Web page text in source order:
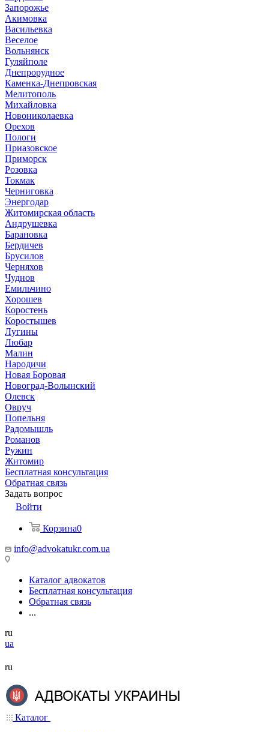
Запорожье
Акимовка
Васильевка
Веселое
Вольнянск
Гуляйполе
Днепрорудное
Каменка-Днепровская
Мелитополь
Михайловка
Новониколаевка
Орехов
Пологи
Приазовское
Приморск
Розовка
Токмак
Черниговка
Энергодар
Житомирская область
Андрушевка
Барановка
Бердичев
Брусилов
Черняхов
Чуднов
Емильчино
Хорошев
Коростень
Коростышев
Лугины
Любар
Малин
Народичи
Новая Боровая
Новоград-Волынский
Олевск
Овруч
Попельня
Радомышль
Романов
Ружин
Житомир
Бесплатная консультация
Обратная связь
Задать вопрос
Войти
Корзина0
info@advokatukr.com.ua
Каталог адвокатов
Бесплатная консультация
Обратная связь
...
ru
ua
ru
Каталог